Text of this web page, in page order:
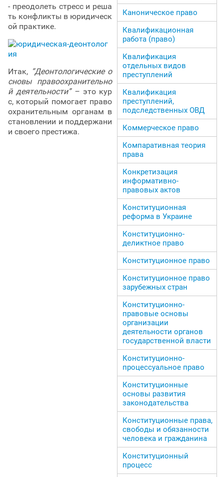
- преодолеть стресс и реша
ть конфликты в юридическ
ой практике.
Итак, “Деонтологические о
сновы правоохранительно
й деятельности” – это кур
с, который помогает право
охранительным органам в
становлении и поддержани
и своего престижа.
Каноническое право
Квалификационная
работа (право)
Квалификация
отдельных видов
преступлений
Квалификация
преступлений,
подследственных ОВД
Коммерческое право
Компаративная теория
права
Конкретизация
информативно-
правовых актов
Конституционная
реформа в Украине
Конституционно-
деликтное право
Конституционное право
Конституционное право
зарубежных стран
Конституционно-
правовые основы
организации
деятельности органов
государственной власти
Конституционно-
процессуальное право
Конституционные
основы развития
законодательства
Конституционные права,
свободы и обязанности
человека и гражданина
Конституционный
процесс